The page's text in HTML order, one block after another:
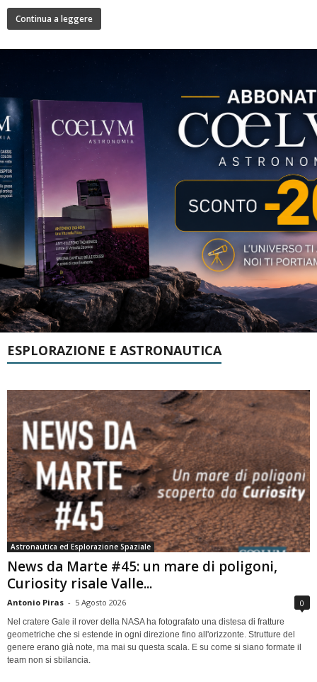
Continua a leggere
ESPLORAZIONE E ASTRONAUTICA
Astronautica ed Esplorazione Spaziale
News da Marte #45: un mare di poligoni,
Curiosity risale Valle...
Antonio Piras - 5 Agosto 2026 0
Nel cratere Gale il rover della NASA ha fotografato una distesa di fratture
geometriche che si estende in ogni direzione fino all'orizzonte. Strutture del
genere erano già note, ma mai su questa scala. E su come si siano formate il
team non si sbilancia.